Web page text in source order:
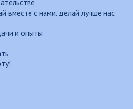
вместе с нами, делай лучше нас
и опыты